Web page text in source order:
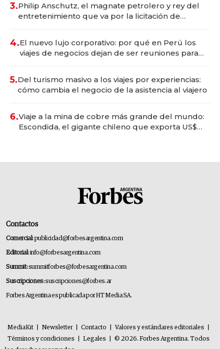
3.Philip Anschutz, el magnate petrolero y rey del
entretenimiento que va por la licitación de
4.El nuevo lujo corporativo: por qué en Perú los
viajes de negocios dejan de ser reuniones para
5.Del turismo masivo a los viajes por experiencias:
cómo cambia el negocio de la asistencia al viajero
6.Viaje a la mina de cobre más grande del mundo:
Escondida, el gigante chileno que exporta US$
Contactos
Comercial:publicidad@forbesargentina.com
Editorial:info@forbesargentina.com
Summit:summitforbes@forbesargentina.com
Suscripciones:suscripciones@forbes.ar
Forbes Argentina es publicada por HT Media SA.
MediaKit Newsletter Contacto Valores y estándares editoriales
Términos y condiciones
Legales
© 2026. Forbes Argentina. Todos